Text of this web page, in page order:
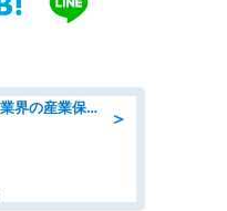
＞
「土日祝休み」ヘルスケア業界の産業保健師/高時給/未経験OK/要資格:保健師、正看護師